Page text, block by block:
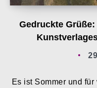
Gedruckte
Es ist Sommer und